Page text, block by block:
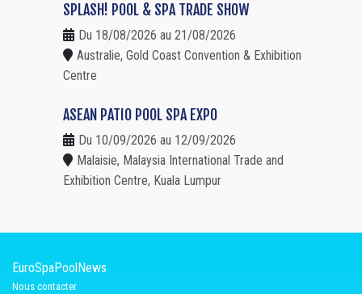
SPLASH! POOL & SPA TRADE SHOW
Du 18/08/2026 au 21/08/2026
Australie, Gold Coast Convention & Exhibition
Centre
ASEAN PATIO POOL SPA EXPO
Du 10/09/2026 au 12/09/2026
Malaisie, Malaysia International Trade and
Exhibition Centre, Kuala Lumpur
EuroSpaPoolNews
Nous contacter